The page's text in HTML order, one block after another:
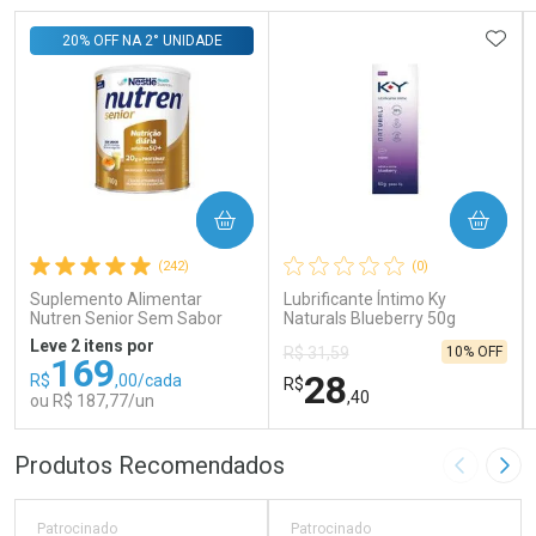
(242)
Suplemento Alimentar
Nutren Senior Sem Sabor
740g
20% OFF NA 2° UNIDADE
Leve 2 itens por
R$169,00/cada
ou R$ 187,77/un
COMPRAR
FECHAR
FECHAR
Por Menos
(0)
Lubrificante Íntimo Ky
Naturals Blueberry 50g
R$ 31,59
R$28,40
10% OFF
COMPRAR
Por Menos
Produtos Recomendados Imagem
Patrocinado Patrocinado